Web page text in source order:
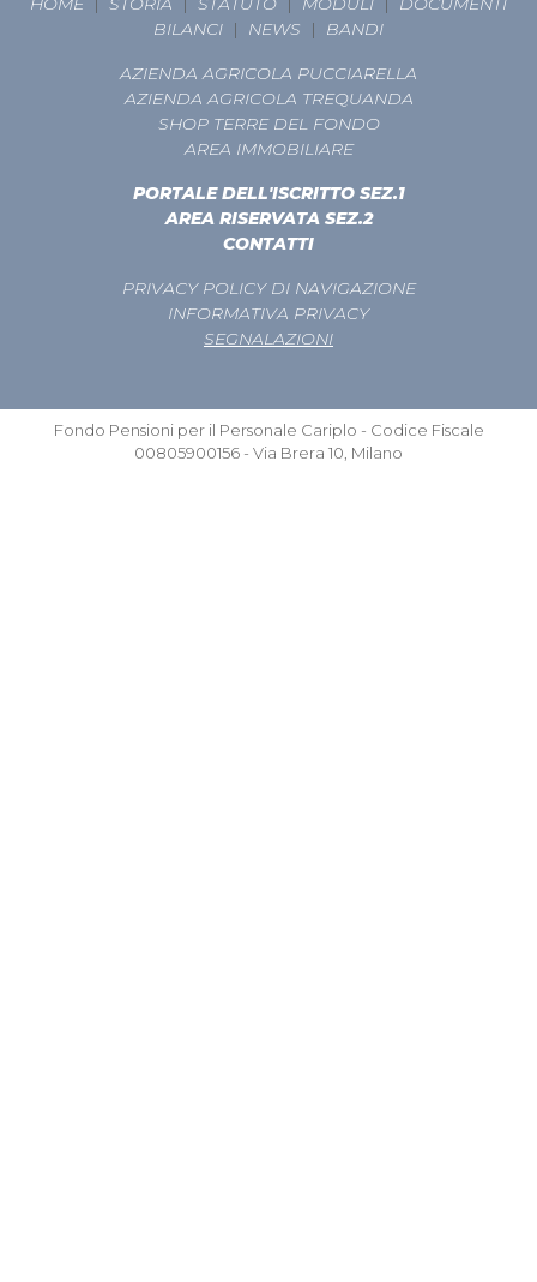
BILANCI | NEWS | BANDI
AZIENDA AGRICOLA PUCCIARELLA
AZIENDA AGRICOLA TREQUANDA
SHOP TERRE DEL FONDO
AREA IMMOBILIARE
PORTALE DELL'ISCRITTO SEZ.1
AREA RISERVATA SEZ.2
CONTATTI
PRIVACY POLICY DI NAVIGAZIONE
INFORMATIVA PRIVACY
SEGNALAZIONI
Fondo Pensioni per il Personale Cariplo - Codice Fiscale
00805900156 - Via Brera 10, Milano